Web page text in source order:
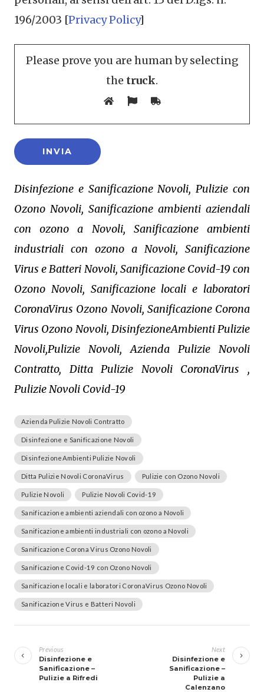
196/2003 [Privacy Policy]
Please prove you are human by selecting
the truck.
Disinfezione e Sanificazione Novoli, Pulizie con
Ozono Novoli, Sanificazione ambienti aziendali
con ozono a Novoli, Sanificazione ambienti
industriali con ozono a Novoli, Sanificazione
Virus e Batteri Novoli, Sanificazione Covid-19 con
Ozono Novoli, Sanificazione locali e laboratori
CoronaVirus Ozono Novoli, Sanificazione Corona
Virus Ozono Novoli, DisinfezioneAmbienti Pulizie
Novoli,Pulizie Novoli, Azienda Pulizie Novoli
Contratto, Ditta Pulizie Novoli CoronaVirus ,
Pulizie Novoli Covid-19
Azienda Pulizie Novoli Contratto
Disinfezione e Sanificazione Novoli
DisinfezioneAmbienti Pulizie Novoli
Ditta Pulizie Novoli CoronaVirus Pulizie con Ozono Novoli
Pulizie Novoli Pulizie Novoli Covid-19
Sanificazione ambienti aziendali con ozono a Novoli
Sanificazione ambienti industriali con ozono a Novoli
Sanificazione Corona Virus Ozono Novoli
Sanificazione Covid-19 con Ozono Novoli
Sanificazione locali e laboratori CoronaVirus Ozono Novoli
Sanificazione Virus e Batteri Novoli
articoli
Previous
Disinfezione e
Sanificazione –
Pulizie a Rifredi
Next
Disinfezione e
Sanificazione –
Pulizie a
Calenzano